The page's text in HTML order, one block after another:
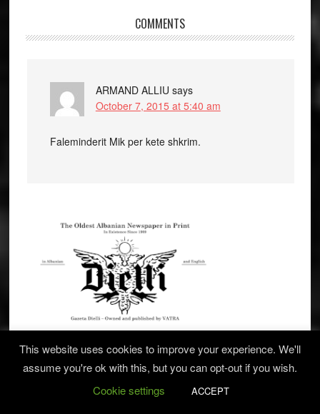
COMMENTS
ARMAND ALLIU says
October 7, 2015 at 5:40 am
Faleminderit Mik per kete shkrim.
This website uses cookies to improve your experience. We'll
assume you're ok with this, but you can opt-out if you wish.
Cookie settings
ACCEPT